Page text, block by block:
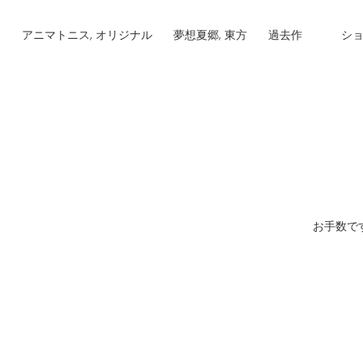
アニマトニス, オリジナル 夢想夏郷, 東方 過去作 シ
お手数で